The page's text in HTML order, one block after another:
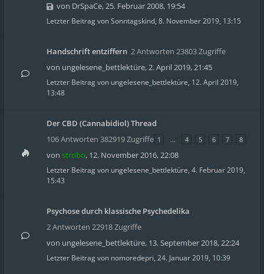
von DrSpaCe,25. Februar 2008, 19:54
Letzter Beitrag vonSonntagskind, 8. November 2019, 13:15
Handschrift entziffern 2 Antworten 23803 Zugriffe
von ungelesene_bettlektüre,2. April 2019, 21:45
Letzter Beitrag von ungelesene_bettlektüre, 12. April 2019,
13:48
Der CBD (Cannabidiol) Thread
106 Antworten 382919 Zugriffe 1 … 4 5 6 7 8
von strobo, 12. November 2016, 22:08
Letzter Beitrag von ungelesene_bettlektüre, 4. Februar 2019,
15:43
Psychose durch klassische Psychedelika
2 Antworten 22918 Zugriffe
von ungelesene_bettlektüre, 13. September 2018, 22:24
Letzter Beitrag von nomoredepri, 24. Januar 2019, 10:39